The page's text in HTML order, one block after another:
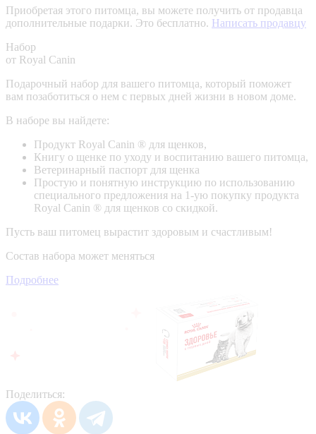
Приобретая этого питомца, вы можете получить от продавца
дополнительные подарки. Это бесплатно. Написать продавцу
Набор
от Royal Canin
Подарочный набор для вашего питомца, который поможет
вам позаботиться о нем с первых дней жизни в новом доме.
В наборе вы найдете:
Продукт Royal Canin ® для щенков,
Книгу о щенке по уходу и воспитанию вашего питомца,
Ветеринарный паспорт для щенка
Простую и понятную инструкцию по использованию
специального предложения на 1-ую покупку продукта
Royal Canin ® для щенков со скидкой.
Пусть ваш питомец вырастит здоровым и счастливым!
Состав набора может меняться
Подробнее
Поделиться: